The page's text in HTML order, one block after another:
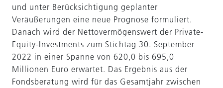
und unter Berücksichtigung geplanter
Veräußerungen eine neue Prognose formuliert.
Danach wird der Nettovermögenswert der Private-
Equity-Investments zum Stichtag 30. September
2022 in einer Spanne von 620,0 bis 695,0
Millionen Euro erwartet. Das Ergebnis aus der
Fondsberatung wird für das Gesamtjahr zwischen